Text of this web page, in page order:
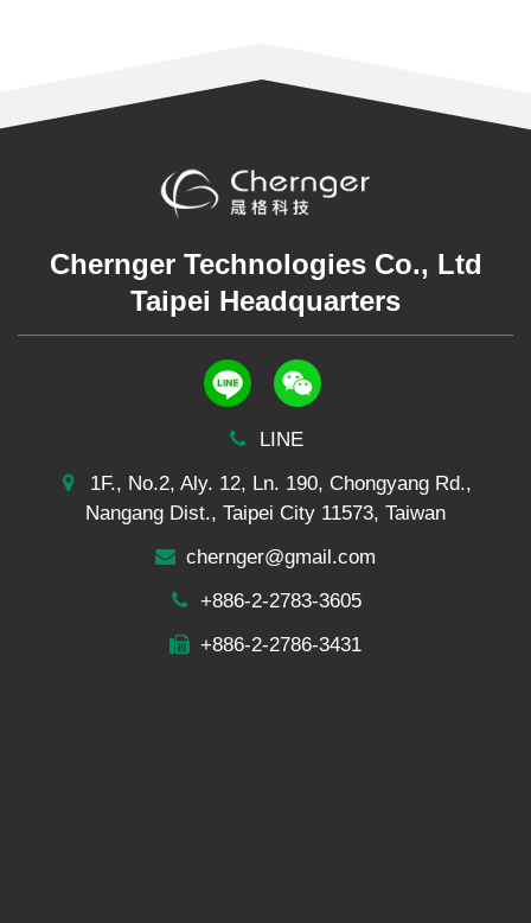
Chernger Technologies Co., Ltd
Taipei Headquarters
LINE
1F., No.2, Aly. 12, Ln. 190, Chongyang Rd.,
Nangang Dist., Taipei City 11573, Taiwan
chernger@gmail.com
+886-2-2783-3605
+886-2-2786-3431